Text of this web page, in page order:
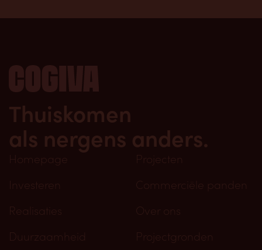
Thuiskomen
als nergens anders.
Homepage
Projecten
Investeren
Commerciële panden
Realisaties
Over ons
Duurzaamheid
Projectgronden